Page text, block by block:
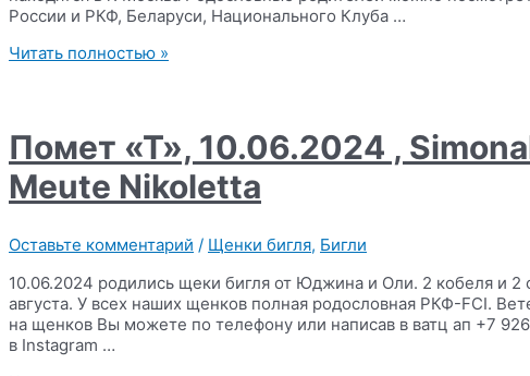
России и РКФ, Беларуси, Национального Клуба …
Помет
Yudgine
x
Magnifique
Meute
Читать полностью »
Помет «Т», 10.06.2024 ,
Meute Nikoletta
Оставьте комментарий / Щенки бигля, Бигли
10.06.2024 родились щеки бигля от Юджина и Оли. 2 кобеля и 2
августа. У всех наших щенков полная родословная РКФ-FCI.
на щенков Вы можете по телефону или написав в ватц ап +7
в Instagram …